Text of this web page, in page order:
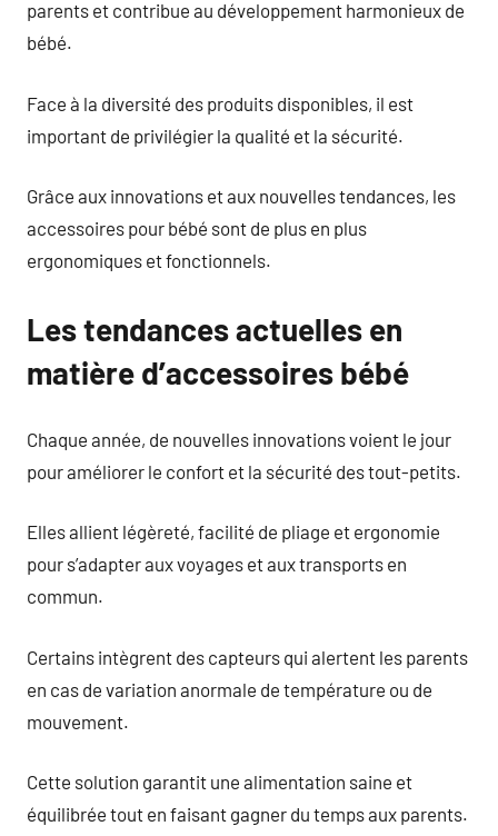
parents et contribue au développement harmonieux de
bébé.
Face à la diversité des produits disponibles, il est
important de privilégier la qualité et la sécurité.
Grâce aux innovations et aux nouvelles tendances, les
accessoires pour bébé sont de plus en plus
ergonomiques et fonctionnels.
Les tendances actuelles en
matière d’accessoires bébé
Chaque année, de nouvelles innovations voient le jour
pour améliorer le confort et la sécurité des tout-petits.
Elles allient légèreté, facilité de pliage et ergonomie
pour s’adapter aux voyages et aux transports en
commun.
Certains intègrent des capteurs qui alertent les parents
en cas de variation anormale de température ou de
mouvement.
Cette solution garantit une alimentation saine et
équilibrée tout en faisant gagner du temps aux parents.